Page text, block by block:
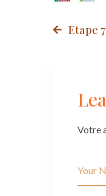
Post
Etape 7
Votre